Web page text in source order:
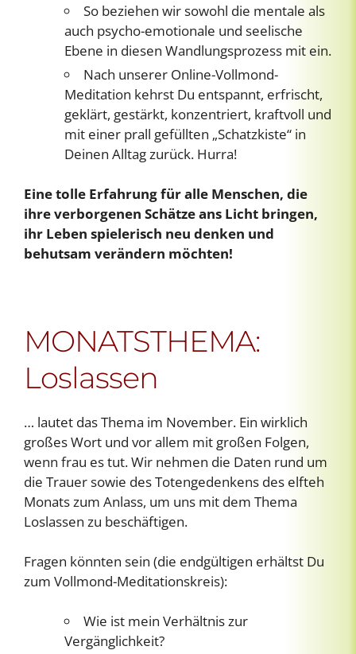
So beziehen wir sowohl die mentale als
auch psycho-emotionale und seelische
Ebene in diesen Wandlungsprozess mit ein.
Nach unserer Online-Vollmond-
Meditation kehrst Du entspannt, erfrischt,
geklärt, gestärkt, konzentriert, kraftvoll und
mit einer prall gefüllten „Schatzkiste“ in
Deinen Alltag zurück. Hurra!
Eine tolle Erfahrung für alle Menschen, die
ihre verborgenen Schätze ans Licht bringen,
ihr Leben spielerisch neu denken und
behutsam verändern möchten!
MONATSTHEMA:
Loslassen
… lautet das Thema im November. Ein wirklich
großes Wort und vor allem mit großen Folgen,
wenn frau es tut. Wir nehmen die Daten rund um
die Trauer sowie des Totengedenkens des elfteh
Monats zum Anlass, um uns mit dem Thema
Loslassen zu beschäftigen.
Fragen könnten sein (die endgültigen erhältst Du
zum Vollmond-Meditationskreis):
Wie ist mein Verhältnis zur
Vergänglichkeit?